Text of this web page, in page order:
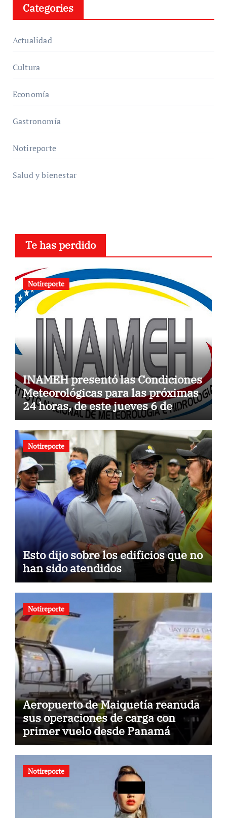
Categories
Actualidad
Cultura
Economía
Gastronomía
Notireporte
Salud y bienestar
Te has perdido
Notireporte
INAMEH presentó las Condiciones
Meteorológicas para las próximas
24 horas, de este jueves 6 de
agosto 2026
Notireporte
Esto dijo sobre los edificios que no
han sido atendidos
Notireporte
Aeropuerto de Maiquetía reanuda
sus operaciones de carga con
primer vuelo desde Panamá
Notireporte